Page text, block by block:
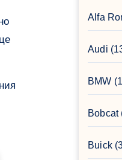
Alfa
Audi
BMW
Bobcat
Buick